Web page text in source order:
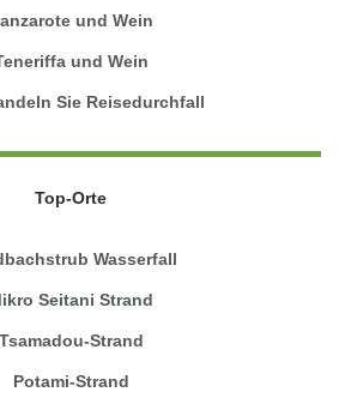
und Wein
und Wein
Sie Reisedurchfall
Top-Orte
Wasserfall
Seitani Strand
Tsamadou-Strand
Potami-Strand